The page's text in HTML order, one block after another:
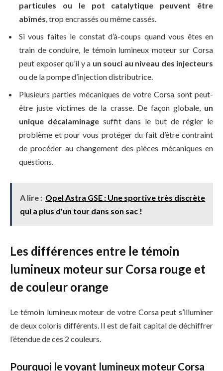
particules ou le pot catalytique peuvent être
abîmés, trop encrassés ou même cassés.
Si vous faites le constat d’à-coups quand vous êtes en
train de conduire, le témoin lumineux moteur sur Corsa
peut exposer qu’il y a un souci au niveau des injecteurs
ou de la pompe d’injection distributrice.
Plusieurs parties mécaniques de votre Corsa sont peut-
être juste victimes de la crasse. De façon globale, un
unique décalaminagesuffit dans le but de régler le
problème et pour vous protéger du fait d’être contraint
de procéder au changement des pièces mécaniques en
questions.
A lire : Opel Astra GSE : Une sportive très discrète
qui a plus d'un tour dans son sac !
Les différences entre le témoin
lumineux moteur sur Corsa rouge et
de couleur orange
Le témoin lumineux moteur de votre Corsa peut s’illuminer
de deux coloris différents. Il est de fait capital de déchiffrer
l’étendue de ces 2 couleurs.
Pourquoi le voyant lumineux moteur Corsa